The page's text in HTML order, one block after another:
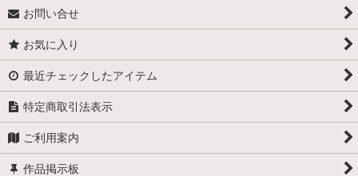
お問い合せ
お気に入り
最近チェックしたアイテム
特定商取引法表示
ご利用案内
作品掲示板